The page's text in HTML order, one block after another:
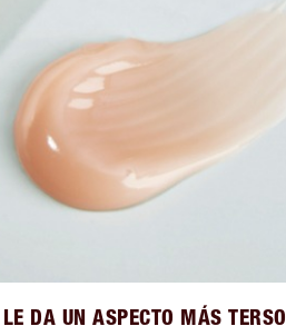
DA UN ASPECTO MÁS TERSO